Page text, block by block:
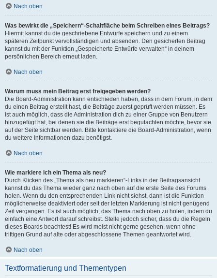
Nach oben
Was bewirkt die „Speichern“-Schaltfläche beim Schreiben eines Beitrags?
Hiermit kannst du die geschriebene Entwürfe speichern und zu einem
späteren Zeitpunkt vervollständigen und absenden. Den gesicherten Beitrag
kannst du mit der Funktion „Gespeicherte Entwürfe verwalten“ in deinem
persönlichen Bereich erneut laden.
Nach oben
Warum muss mein Beitrag erst freigegeben werden?
Die Board-Administration kann entschieden haben, dass in dem Forum, in dem
du einen Beitrag erstellt hast, die Beiträge zuerst geprüft werden müssen. Es
ist auch möglich, dass die Administration dich zu einer Gruppe von Benutzern
hinzugefügt hat, bei denen sie die Beiträge erst begutachten möchte, bevor sie
auf der Seite sichtbar werden. Bitte kontaktiere die Board-Administration, wenn
du weitere Informationen dazu benötigst.
Nach oben
Wie markiere ich ein Thema als neu?
Durch Klicken des „Thema als neu markieren“-Links in der Beitragsansicht
kannst du das Thema wieder ganz nach oben auf die erste Seite des Forums
holen. Wenn du den entsprechenden Link nicht siehst, dann ist die Funktion
möglicherweise deaktiviert oder seit der letzten Markierung ist nicht genügend
Zeit vergangen. Es ist auch möglich, das Thema nach oben zu holen, indem du
einfach eine Antwort darauf schreibst. Stelle jedoch sicher, dass du die Regeln
dieses Boards beachtest! Es wird meist nicht gerne gesehen, wenn ohne
triftigen Grund auf alte oder abgeschlossene Themen geantwortet wird.
Nach oben
Textformatierung und Thementypen